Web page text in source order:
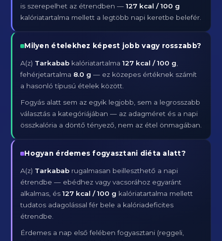
is szerepelhet az étrendben —127 kcal / 100 g
kalóriatartalma mellett a legtöbb napi keretbe belefér.
Milyen ételekhez képest jobb vagy rosszabb?
A(z) Tarkabab kalóriatartalma127 kcal / 100 g
fehérjetartalma 8.0 g — ez közepes értéknek számít
a hasonló típusú ételek között.
Fogyás alatt sem az egyik legjobb, sem a legrosszabb
választás a kategóriájában — az adagméret és a napi
összkalória a döntő tényező, nem az étel önmagában.
Hogyan érdemes fogyasztani diéta alatt?
A(z) Tarkabab rugalmasan beilleszthető a napi
étrendbe — ebédhez vagy vacsorához egyaránt
alkalmas, és127 kcal / 100 g kalóriatartalma mellett
tudatos adagolással fér bele a kalóriadeficites
étrendbe.
Érdemes a nap első felében fogyasztani (reggeli,